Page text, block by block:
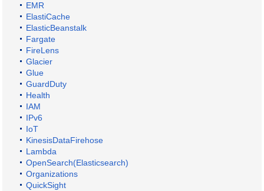
EMR
ElastiCache
ElasticBeanstalk
Fargate
FireLens
Glacier
Glue
GuardDuty
Health
IAM
IPv6
IoT
KinesisDataFirehose
Lambda
OpenSearch(Elasticsearch)
Organizations
QuickSight